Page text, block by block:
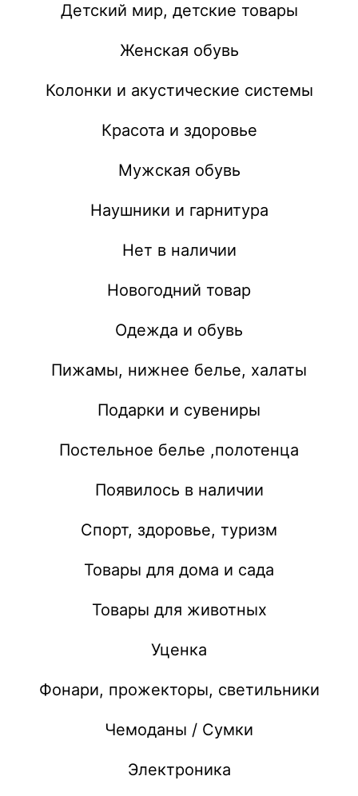
Детский мир, детские товары
Женская обувь
Колонки и акустические системы
Красота и здоровье
Мужская обувь
Наушники и гарнитура
Нет в наличии
Новогодний товар
Одежда и обувь
Пижамы, нижнее белье, халаты
Подарки и сувениры
Постельное белье ,полотенца
Появилось в наличии
Спорт, здоровье, туризм
Товары для дома и сада
Товары для животных
Уценка
Фонари, прожекторы, светильники
Чемоданы / Сумки
Электроника